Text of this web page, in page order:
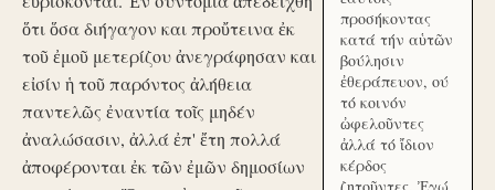
ὅτι ὅσα διήγαγον και προὔτεινα ἐκ
τοῦ ἐμοῦ μετερίζου ἀνεγράφησαν και
εἰσίν ἡ τοῦ παρόντος ἀλήθεια
παντελῶς ἐναντία τοῖς μηδέν
ἀναλώσασιν, ἀλλά ἐπ' ἔτη πολλά
ἀποφέρονται ἐκ τῶν ἐμῶν δημοσίων
προσήκοντας
κατά τήν αὑτῶν
βούλησιν
ἐθεράπευον, ού
τό κοινόν
ὠφελοῦντες
ἀλλά τό ἴδιον
κέρδος